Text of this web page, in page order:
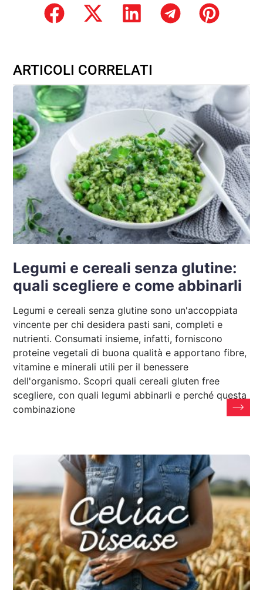
ARTICOLI CORRELATI
Legumi e cereali senza glutine:
quali scegliere e come abbinarli
Legumi e cereali senza glutine sono un'accoppiata
vincente per chi desidera pasti sani, completi e
nutrienti. Consumati insieme, infatti, forniscono
proteine vegetali di buona qualità e apportano fibre,
vitamine e minerali utili per il benessere
dell'organismo. Scopri quali cereali gluten free
scegliere, con quali legumi abbinarli e perché questa
combinazione